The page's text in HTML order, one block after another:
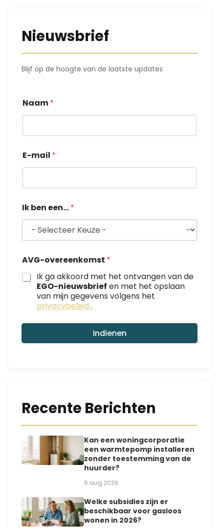
Nieuwsbrief
Blijf op de hoogte van de laatste updates
Naam*
E-mail *
Ik ben een...*
k
A
V
e
e
s
t
AVG-overeenkomst *
Ik ga akkoord met het ontvangen van de
EGO-nieuwsbrief en met het opslaan
van mijn gegevens volgens het
privacybeleid .
Indienen
Recente Berichten
Kan een woningcorporatie
een warmtepomp installeren
zonder toestemming van de
huurder?
6 aug 2026
Welke subsidies zijn er
beschikbaar voor gasloos
wonen in 2026?